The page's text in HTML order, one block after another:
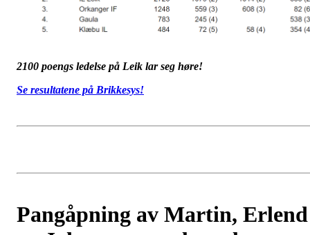
2100 poengs ledelse på Leik lar seg høre!
Se resultatene på Brikkesys!
Pangåpning av Martin, Erlend